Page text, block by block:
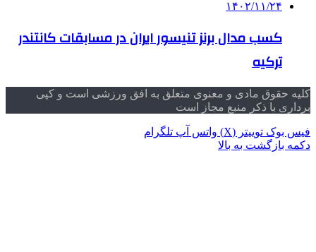
۱۴۰۲/۱۱/۲۴
کسب مدال برنز تنیسور ایران در مسابقات کانتندر
ترکیه
کلیه حقوق مادی و معنوی متعلق به افق ورزشی است و کپی
برداری با ذکر منبع مجاز است
فیس بوک توییتر (X) واتس آپ تلگرام
دکمه بازگشت به بالا